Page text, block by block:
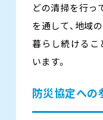
どの清掃を行っ
を通して、地域
暮らし続けるこ
います。
防災協定への